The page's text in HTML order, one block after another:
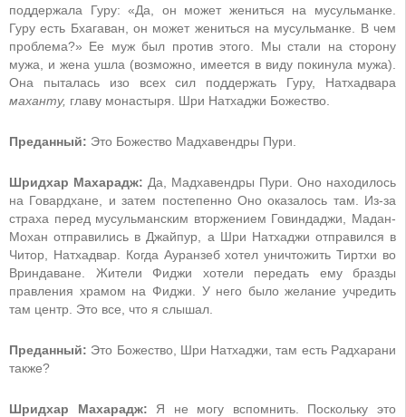
поддержала Гуру: «Да, он может жениться на мусульманке.
Гуру есть Бхагаван, он может жениться на мусульманке. В чем
проблема?» Ее муж был против этого. Мы стали на сторону
мужа, и жена ушла (возможно, имеется в виду покинула мужа).
Она пыталась изо всех сил поддержать Гуру, Натхадвара
маханту, главу монастыря. Шри Натхаджи Божество.
Преданный: Это Божество Мадхавендры Пури.
Шридхар Махарадж: Да, Мадхавендры Пури. Оно находилось
на Говардхане, и затем постепенно Оно оказалось там. Из-за
страха перед мусульманским вторжением Говиндаджи, Мадан-
Мохан отправились в Джайпур, а Шри Натхаджи отправился в
Читор, Натхадвар. Когда Ауранзеб хотел уничтожить Тиртхи во
Вриндаване. Жители Фиджи хотели передать ему бразды
правления храмом на Фиджи. У него было желание учредить
там центр. Это все, что я слышал.
Преданный: Это Божество, Шри Натхаджи, там есть Радхарани
также?
Шридхар Махарадж: Я не могу вспомнить. Поскольку это